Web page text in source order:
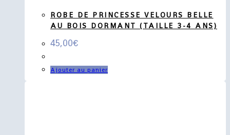
ROBE DE PRINCESSE VELOURS BELLE
AU BOIS DORMANT (TAILLE 3-4 ANS)
45,00€
Ajouter au panier